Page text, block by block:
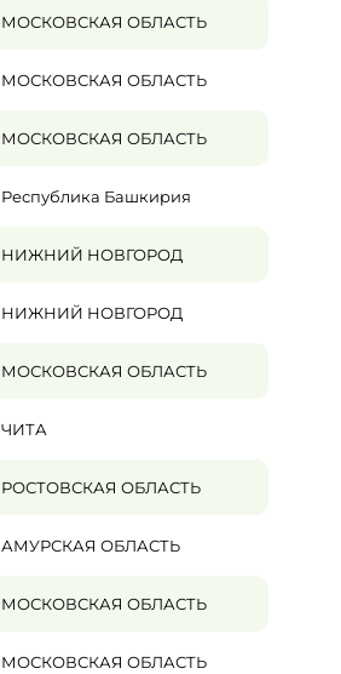
МОСКОВСКАЯ ОБЛАСТЬ
МОСКОВСКАЯ ОБЛАСТЬ
МОСКОВСКАЯ ОБЛАСТЬ
Республика Башкирия
НИЖНИЙ НОВГОРОД
НИЖНИЙ НОВГОРОД
МОСКОВСКАЯ ОБЛАСТЬ
ЧИТА
РОСТОВСКАЯ ОБЛАСТЬ
АМУРСКАЯ ОБЛАСТЬ
МОСКОВСКАЯ ОБЛАСТЬ
МОСКОВСКАЯ ОБЛАСТЬ